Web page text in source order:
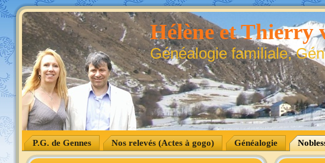
Hélène et Thierry
Généalogie familiale,
P.G. de Gennes Nos relevés (Actes à gogo) Généalogie